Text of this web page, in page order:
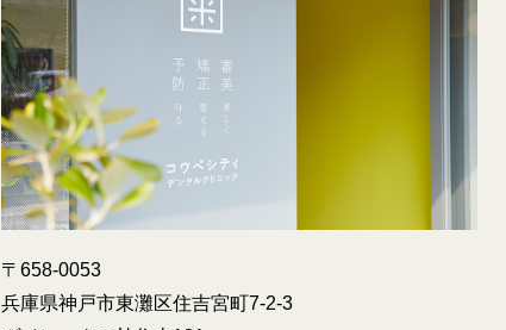
〒658-0053
兵庫県神戸市東灘区住吉宮町7-2-3